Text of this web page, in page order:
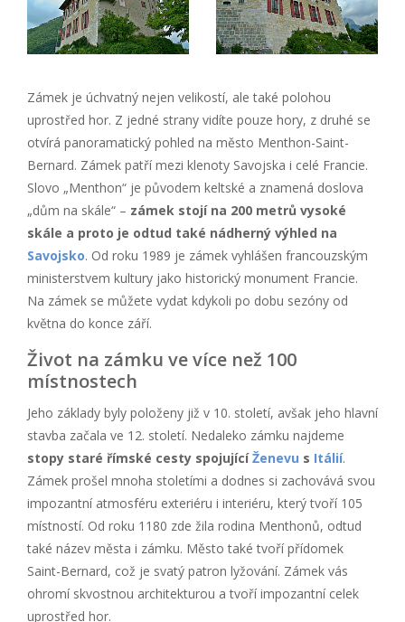
Zámek je úchvatný nejen velikostí, ale také polohou
uprostřed hor. Z jedné strany vidíte pouze hory, z druhé se
otvírá panoramatický pohled na město Menthon-Saint-
Bernard. Zámek patří mezi klenoty Savojska i celé Francie.
Slovo „Menthon“ je původem keltské a znamená doslova
„dům na skále“ – zámek stojí na 200 metrů vysoké
skále a proto je odtud také nádherný výhled na
Savojsko. Od roku 1989 je zámek vyhlášen francouzským
ministerstvem kultury jako historický monument Francie.
Na zámek se můžete vydat kdykoli po dobu sezóny od
května do konce září.
Život na zámku ve více než 100
místnostech
Jeho základy byly položeny již v 10. století, avšak jeho hlavní
stavba začala ve 12. století. Nedaleko zámku najdeme
stopy staré římské cesty spojujícíŽenevu s Itálií.
Zámek prošel mnoha stoletími a dodnes si zachovává svou
impozantní atmosféru exteriéru i interiéru, který tvoří 105
místností. Od roku 1180 zde žila rodina Menthonů, odtud
také název města i zámku. Město také tvoří přídomek
Saint-Bernard, což je svatý patron lyžování. Zámek vás
ohromí skvostnou architekturou a tvoří impozantní celek
uprostřed hor.